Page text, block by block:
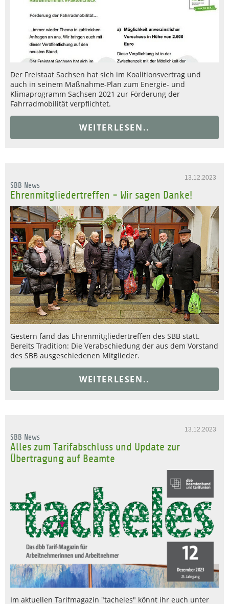
Der Freistaat Sachsen hat sich im Koalitionsvertrag und
auch in seinem Maßnahme-Plan zum Energie- und
Klimaprogramm Sachsen 2021 zur Förderung der
Fahrradmobilität verpflichtet.
WEITERLESEN..
13.12.2023
SBB News
Ehrenmitgliedertreffen - Wir sagen Danke!
Gestern fand das Ehrenmitgliedertreffen des SBB statt.
Bereits Tradition: Die Verabschiedung der aus dem Vorstand
des SBB ausgeschiedenen Mitglieder.
WEITERLESEN..
13.12.2023
SBB News
Alles zum Tarifabschluss und Update zur
Übertragung auf Beamte
Im aktuellen Tarifmagazin "tacheles" könnt ihr euch unter